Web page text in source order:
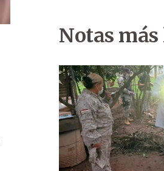
Notas